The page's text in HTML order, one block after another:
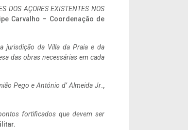
DOS AÇORES EXISTENTES NOS
Carvalho – Coordenação de
jurisdição da Villa da Praia e da
das obras necessárias em cada
Pego e António d’ Almeida Jr.,
fortificados que devem ser